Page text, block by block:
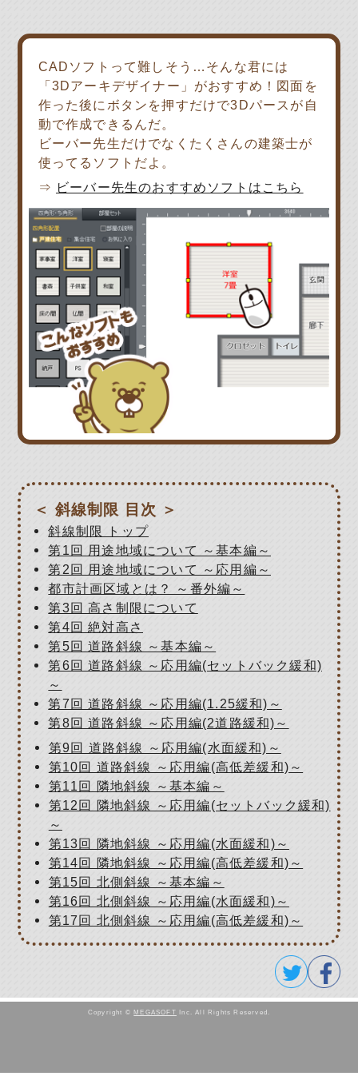
CADソフトって難しそう…そんな君には
「3Dアーキデザイナー」がおすすめ！図面を
作った後にボタンを押すだけで3Dパースが自
動で作成できるんだ。
ビーバー先生だけでなくたくさんの建築士が
使ってるソフトだよ。
⇒ ビーバー先生のおすすめソフトはこちら
＜ 斜線制限 目次 ＞
斜線制限 トップ
第1回 用途地域について ～基本編～
第2回 用途地域について ～応用編～
都市計画区域とは？ ～番外編～
第3回 高さ制限について
第4回 絶対高さ
第5回 道路斜線 ～基本編～
第6回 道路斜線 ～応用編(セットバック緩和)
～
第7回 道路斜線 ～応用編(1.25緩和)～
第8回 道路斜線 ～応用編(2道路緩和)～
第9回 道路斜線 ～応用編(水面緩和)～
第10回 道路斜線 ～応用編(高低差緩和)～
第11回 隣地斜線 ～基本編～
第12回 隣地斜線 ～応用編(セットバック緩和)
～
第13回 隣地斜線 ～応用編(水面緩和)～
第14回 隣地斜線 ～応用編(高低差緩和)～
第15回 北側斜線 ～基本編～
第16回 北側斜線 ～応用編(水面緩和)～
第17回 北側斜線 ～応用編(高低差緩和)～
Copyright ©MEGASOFT Inc. All Rights Reserved.